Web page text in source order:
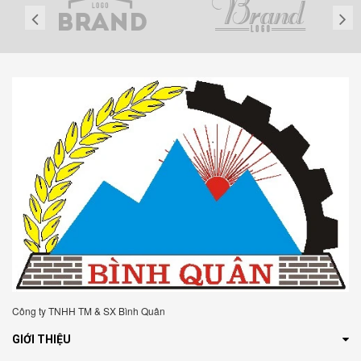
Công ty TNHH TM & SX Bình Quân
GIỚI THIỆU